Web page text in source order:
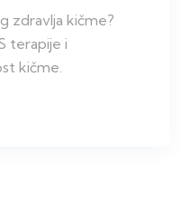
zdravlja kičme?
terapije i
kičme.